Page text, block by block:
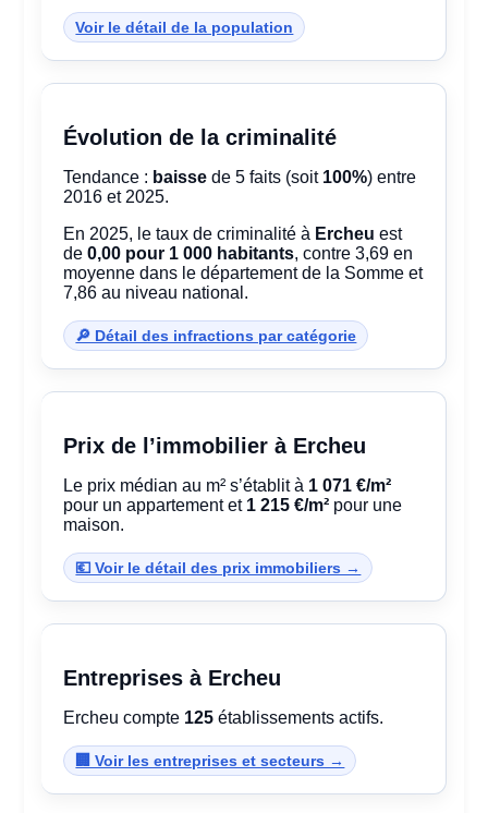
Voir le détail de la population
Évolution de la criminalité
Tendance : baisse de 5 faits (soit 100%) entre
2016 et 2025.
En 2025, le taux de criminalité à Ercheu est
de0,00 pour 1 000 habitants, contre 3,69 en
moyenne dans le département de la Somme et
7,86 au niveau national.
🔎 Détail des infractions par catégorie
Prix de l’immobilier à Ercheu
Le prix médian au m² s’établit à 1 071 €/m²
pour un appartement et 1 215 €/m² pour une
maison.
💶 Voir le détail des prix immobiliers →
Entreprises à Ercheu
Ercheu compte 125 établissements actifs.
🏢 Voir les entreprises et secteurs →